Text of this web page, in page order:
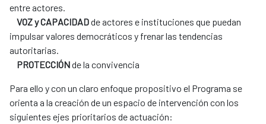
entre actores.
VOZ y CAPACIDADde actores e instituciones que puedan
impulsar valores democráticos y frenar las tendencias
autoritarias.
PROTECCIÓNde la convivencia
Para ello y con un claro enfoque propositivo el Programa se
orienta a la creación de un espacio de intervención con los
siguientes ejes prioritarios de actuación:​​​​​​